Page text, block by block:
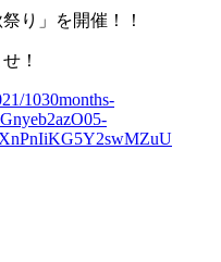
り」を開催！！
！
1030months-